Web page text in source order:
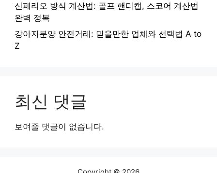
신페리오 방식 계산법: 골프 핸디캡, 스코어 계산법
완벽 정복
강아지분양 안전거래: 믿을만한 업체와 선택법 A to
Z
최신 댓글
보여줄 댓글이 없습니다.